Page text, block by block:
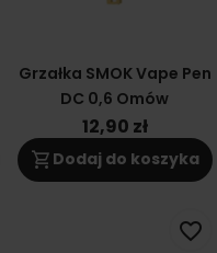
Grzałka SMOK Vape Pen
DC 0,6 Omów
12,90 zł
shopping_cart Dodaj do koszyka
favorite_border